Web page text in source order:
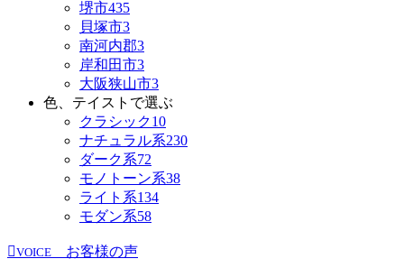
堺市435
貝塚市3
南河内郡3
岸和田市3
大阪狭山市3
色、テイストで選ぶ
クラシック10
ナチュラル系230
ダーク系72
モノトーン系38
ライト系134
モダン系58
VOICE お客様の声